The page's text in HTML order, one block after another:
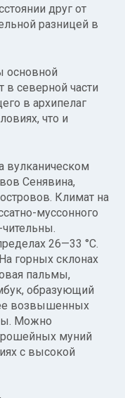
друг от
разницей в
основной
северной части
в архипелаг
что и
вулканическом
Сенявина,
Климат на
муссонного
26—33 °С.
горных склонах
пальмы,
образующий
возвышенных
Можно
муний
с высокой